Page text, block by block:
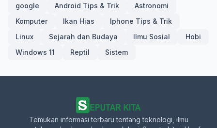
google
Android Tips & Trik
Astronomi
Komputer
Ikan Hias
Iphone Tips & Trik
Linux
Sejarah dan Budaya Ilmu Sosial
Hobi
Windows 11
Reptil Sistem
Temukan informasi terbaru tentang teknologi, ilmu